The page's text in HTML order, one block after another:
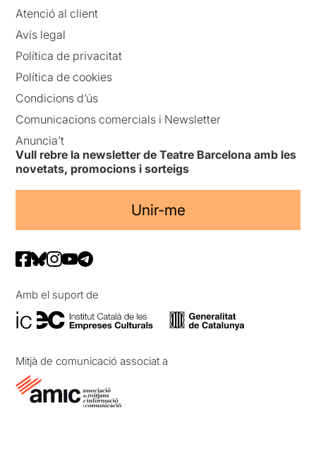
Atenció al client
Avís legal
Política de privacitat
Política de cookies
Condicions d’ús
Comunicacions comercials i Newsletter
Anuncia’t
Vull rebre la newsletter de Teatre Barcelona amb les
novetats, promocions i sorteigs
Unir-me
Amb el suport de
Mitjà de comunicació associat a